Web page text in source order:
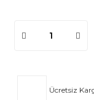
Ücretsiz